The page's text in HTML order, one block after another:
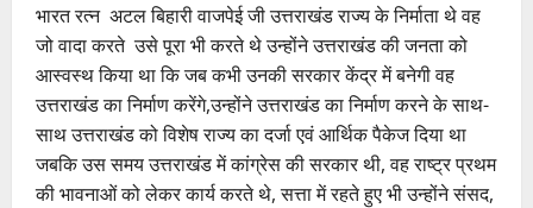
भारत रत्न अटल बिहारी वाजपेई जी उत्तराखंड राज्य के निर्माता थे वह
जो वादा करते उसे पूरा भी करते थे उन्होंने उत्तराखंड की जनता को
आस्वस्थ किया था कि जब कभी उनकी सरकार केंद्र में बनेगी वह
उत्तराखंड का निर्माण करेंगे,उन्होंने उत्तराखंड का निर्माण करने के साथ-
साथ उत्तराखंड को विशेष राज्य का दर्जा एवं आर्थिक पैकेज दिया था
जबकि उस समय उत्तराखंड में कांग्रेस की सरकार थी, वह राष्ट्र प्रथम
की भावनाओं को लेकर कार्य करते थे, सत्ता में रहते हुए भी उन्होंने संसद,